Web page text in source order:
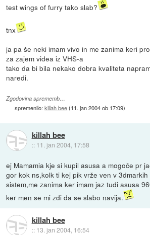
test wings of furry tako slab?
tnx
ja pa še neki imam vivo in me zanima keri
za zajem videa iz VHS-a
tako da bi bila nekako dobra kvaliteta
naredi.
Zgodovina sprememb…
spremenilo:killah bee(11. jan 2004 ob 17:09)
killah bee
:: 11. jan 2004, 17:58
ej Mamamia kje si kupil asusa a mogoče pr
gor kok ns,kolk ti kej pik vrže ven v
sistem,me zanima ker imam jaz tudi asusa
ker men se mi zdi da se slabo navija.
killah bee
:: 13. jan 2004, 16:54